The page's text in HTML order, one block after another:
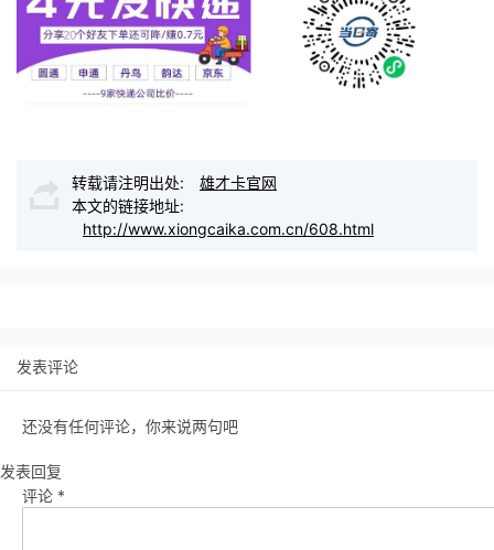
转载请注明出处:
雄才卡官网
本文的链接地址:
http://www.xiongcaika.com.cn/608.html
发表评论
还没有任何评论，你来说两句吧
发表回复
评论 *